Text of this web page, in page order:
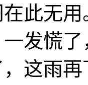
此无
发慌
这雨